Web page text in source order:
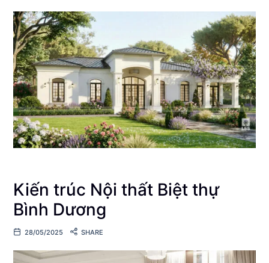
Kiến trúc Nội thất Biệt thự
Bình Dương
28/05/2025 SHARE